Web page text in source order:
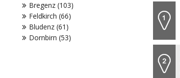
Bregenz (103)
Feldkirch (66)
Bludenz (61)
Dornbirn (53)